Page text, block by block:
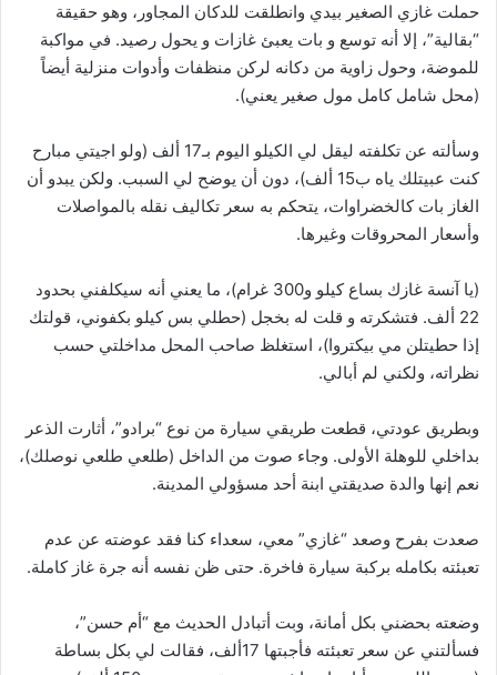
حملت غازي الصغير بيدي وانطلقت للدكان المجاور، وهو حقيقة
“بقالية”، إلا أنه توسع و بات يعبئ غازات و يحول رصيد. في مواكبة
للموضة، وحول زاوية من دكانه لركن منظفات وأدوات منزلية أيضاً
(محل شامل كامل مول صغير يعني).
وسألته عن تكلفته ليقل لي الكيلو اليوم بـ17 ألف (ولو اجيتي مبارح
كنت عبيتلك ياه ب15 ألف)، دون أن يوضح لي السبب. ولكن يبدو أن
الغاز بات كالخضراوات، يتحكم به سعر تكاليف نقله بالمواصلات
وأسعار المحروقات وغيرها.
(يا آنسة غازك بساع كيلو و300 غرام)، ما يعني أنه سيكلفني بحدود
22 ألف. فتشكرته و قلت له بخجل (حطلي بس كيلو بكفوني، قولتك
إذا حطيتلن مي بيكتروا)، استغلظ صاحب المحل مداخلتي حسب
نظراته، ولكني لم أبالي.
وبطريق عودتي، قطعت طريقي سيارة من نوع “برادو”، أثارت الذعر
بداخلي للوهلة الأولى. وجاء صوت من الداخل (طلعي طلعي نوصلك)،
نعم إنها والدة صديقتي ابنة أحد مسؤولي المدينة.
صعدت بفرح وصعد “غازي” معي، سعداء كنا فقد عوضته عن عدم
تعبئته بكامله بركبة سيارة فاخرة. حتى ظن نفسه أنه جرة غاز كاملة.
وضعته بحضني بكل أمانة، وبت أتبادل الحديث مع “أم حسن”،
فسألتني عن سعر تعبئته فأجبتها 17ألف، فقالت لي بكل بساطة